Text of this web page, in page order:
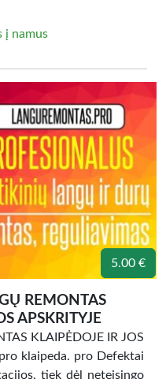
į namus
5.00 €
REMONTAS
APSKRITYJE
KLAIPĖDOJE IR JOS
klaipeda. pro Defektai
tiek dėl neteisingo